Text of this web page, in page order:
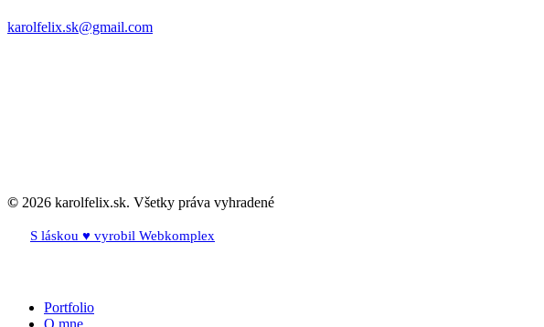
karolfelix.sk@gmail.com
© 2026 karolfelix.sk. Všetky práva vyhradené
S láskou ♥ vyrobil Webkomplex
Close
Menu
Portfolio
O mne